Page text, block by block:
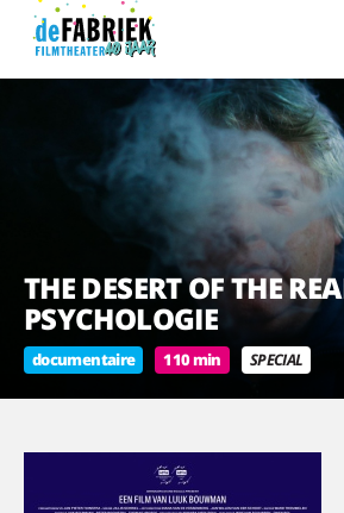
THE DESERT OF THE
PSYCHOLOGIE
documentaire 110 min SPECIAL